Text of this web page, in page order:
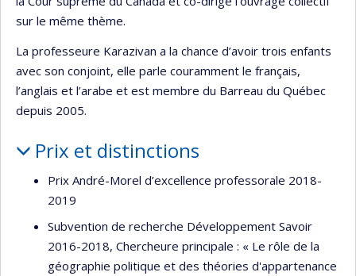
sur le même thème.
La professeure Karazivan a la chance d’avoir trois enfants
avec son conjoint, elle parle couramment le français,
l’anglais et l’arabe et est membre du Barreau du Québec
depuis 2005.
Prix et distinctions
Prix André-Morel d’excellence professorale 2018-
2019
Subvention de recherche Développement Savoir
2016-2018, Chercheure principale : « Le rôle de la
géographie politique et des théories d'appartenance